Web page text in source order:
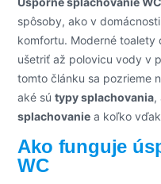
spôsoby, ako v
komfortu. Moderné
ušetriť až polovicu vody v
tomto článku sa pozrieme
aké sútypy splachovania,
splachovanie a koľko
Ako funguje
WC